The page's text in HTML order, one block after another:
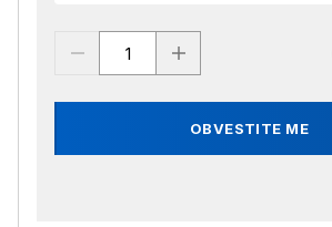
OBVESTITE ME